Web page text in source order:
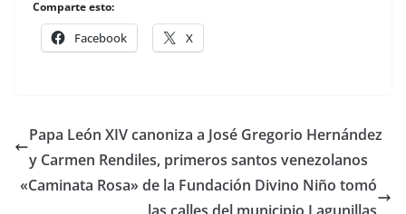
Comparte esto:
Facebook X
Papa León XIV canoniza a José Gregorio Hernández
y Carmen Rendiles, primeros santos venezolanos
«Caminata Rosa» de la Fundación Divino Niño tomó